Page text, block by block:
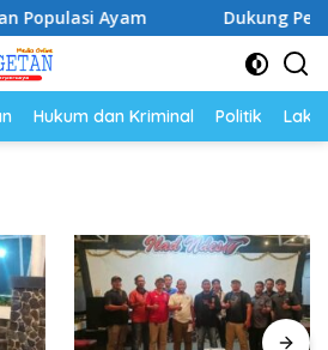
Ayam Dukung
Hukum dan Kriminal Politik